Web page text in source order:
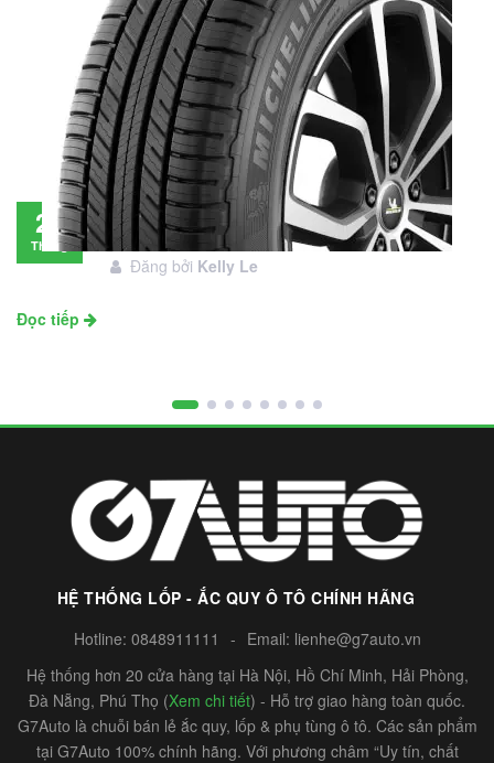
28
Tháng
Đánh giá lốp Michelin Primacy SUV: Đáng
đầu tư không?
Đăng bởi Kelly Le
Đọc tiếp
HỆ THỐNG LỐP - ẮC QUY Ô TÔ CHÍNH HÃNG
Hotline: 0848911111 - Email: lienhe@g7auto.vn
Hệ thống hơn 20 cửa hàng tại Hà Nội, Hồ Chí Minh, Hải Phòng,
Đà Nẵng, Phú Thọ (Xem chi tiết) - Hỗ trợ giao hàng toàn quốc.
G7Auto là chuỗi bán lẻ ắc quy, lốp & phụ tùng ô tô. Các sản phẩm
tại G7Auto 100% chính hãng. Với phương châm “Uy tín, chất